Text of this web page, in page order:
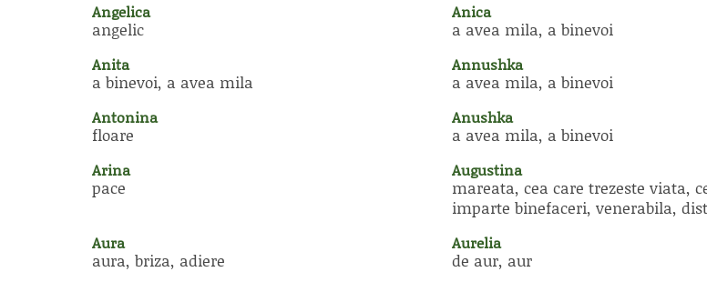
Angelica
angelic
Anica
a avea mila, a binevoi
Anita
a binevoi, a avea mila
Annushka
a avea mila, a binevoi
Antonina
floare
Anushka
a avea mila, a binevoi
Arina
pace
Augustina
mareata, cea care trezeste viata,
imparte binefaceri, venerabila,
Aura
aura, briza, adiere
Aurelia
de aur, aur